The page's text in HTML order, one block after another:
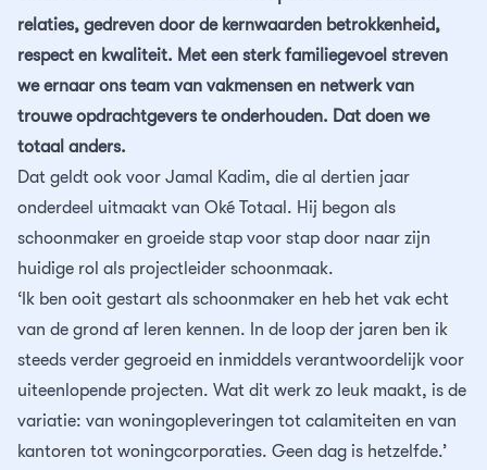
Asbestsanering
Chroom-6
Schimmel verwijderen
Reguliere schoonmaak
Trappenhuisreiniging
Specialistisch reinigen
Ondersteuning op locatie
24/7 storingsdienst
Merkbelofte
relaties, gedreven door de kernwaarden betrokkenheid,
respect en kwaliteit. Met een sterk familiegevoel streven
we ernaar ons team van vakmensen en netwerk van
trouwe opdrachtgevers te onderhouden. Dat doen we
totaal anders.
Dat geldt ook voor Jamal Kadim, die al dertien jaar
onderdeel uitmaakt van Oké Totaal. Hij begon als
schoonmaker en groeide stap voor stap door naar zijn
huidige rol als projectleider schoonmaak.
‘Ik ben ooit gestart als schoonmaker en heb het vak echt
van de grond af leren kennen. In de loop der jaren ben ik
steeds verder gegroeid en inmiddels verantwoordelijk voor
uiteenlopende projecten. Wat dit werk zo leuk maakt, is de
variatie: van woningopleveringen tot calamiteiten en van
kantoren tot woningcorporaties. Geen dag is hetzelfde.’